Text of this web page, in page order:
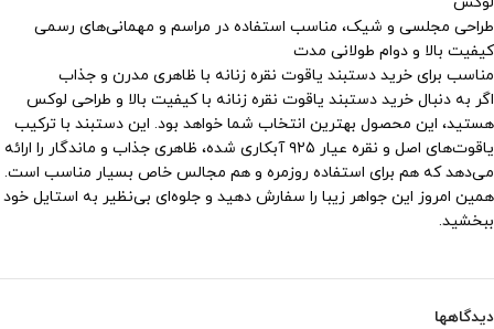
طراحی مجلسی و شیک، مناسب استفاده در مراسم و مهمانی‌های رسمی
کیفیت بالا و دوام طولانی مدت
مناسب برای خرید دستبند یاقوت نقره زنانه با ظاهری مدرن و جذاب
اگر به دنبال خرید دستبند یاقوت نقره زنانه با کیفیت بالا و طراحی لوکس
هستید، این محصول بهترین انتخاب شما خواهد بود. این دستبند با ترکیب
یاقوت‌های اصل و نقره عیار ۹۲۵ آبکاری شده، ظاهری جذاب و ماندگار را ارائه
می‌دهد که هم برای استفاده روزمره و هم مجالس خاص بسیار مناسب است.
همین امروز این جواهر زیبا را سفارش دهید و جلوه‌ای بی‌نظیر به استایل خود
ببخشید.
دیدگاهها